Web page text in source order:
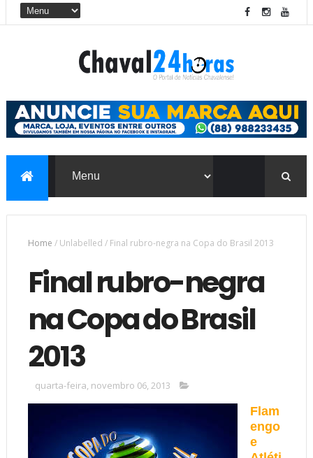
Home /Unlabelled / Final rubro-negra na Copa do Brasil 2013
Final rubro-negra
na Copa do Brasil
2013
quarta-feira, novembro 06, 2013
Flam
engo
e